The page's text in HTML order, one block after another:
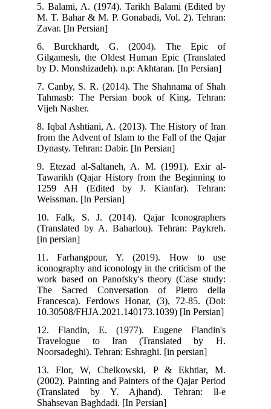
5. Balami, A. (1974). Tarikh Balami (Edited by
M. T. Bahar & M. P. Gonabadi, Vol. 2). Tehran:
Zavar. [In Persian]
6. Burckhardt, G. (2004). The Epic of
Gilgamesh, the Oldest Human Epic (Translated
by D. Monshizadeh). n.p: Akhtaran. [In Persian]
7. Canby, S. R. (2014). The Shahnama of Shah
Tahmasb: The Persian book of King. Tehran:
Vijeh Nasher.
8. Iqbal Ashtiani, A. (2013). The History of Iran
from the Advent of Islam to the Fall of the Qajar
Dynasty. Tehran: Dabir. [In Persian]
9. Etezad al-Saltaneh, A. M. (1991). Exir al-
Tawarikh (Qajar History from the Beginning to
1259 AH (Edited by J. Kianfar). Tehran:
Weissman. [In Persian]
10. Falk, S. J. (2014). Qajar Iconographers
(Translated by A. Baharlou). Tehran: Paykreh.
[in persian]
11. Farhangpour, Y. (2019). How to use
iconography and iconology in the criticism of the
work based on Panofsky's theory (Case study:
The Sacred Conversation of Pietro della
Francesca). Ferdows Honar, (3), 72-85. (Doi:
10.30508/FHJA.2021.140173.1039) [In Persian]
12. Flandin, E. (1977). Eugene Flandin's
Travelogue to Iran (Translated by H.
Noorsadeghi). Tehran: Eshraghi. [in persian]
13. Flor, W, Chelkowski, P & Ekhtiar, M.
(2002). Painting and Painters of the Qajar Period
(Translated by Y. Ajhand). Tehran: ll-e
Shahsevan Baghdadi. [In Persian]